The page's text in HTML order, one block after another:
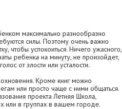
максимально разнообразно
силы. Поэтому очень важно
чтобы успокоиться. Ничего ужасного,
ребенка на минуту, не произойдет,
от злости или усталости.
Кроме книг можно
или просто чаще с ними общаться.
проекта Летняя Школа,
или в группах в вашем городе.